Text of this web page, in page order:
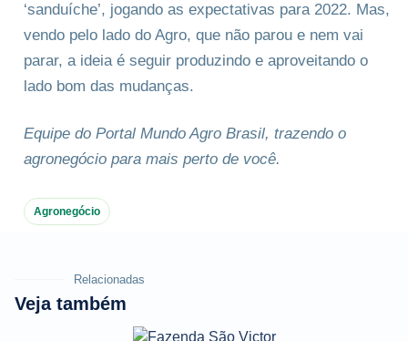
‘sanduíche’, jogando as expectativas para 2022. Mas,
vendo pelo lado do Agro, que não parou e nem vai
parar, a ideia é seguir produzindo e aproveitando o
lado bom das mudanças.
Equipe do Portal Mundo Agro Brasil, trazendo o
agronegócio para mais perto de você.
Agronegócio
Relacionadas
Veja também